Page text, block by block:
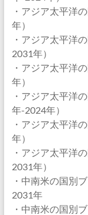
・アジア太平洋
年）
・アジア太平洋
2031年）
・アジア太平洋
年）
・アジア太平洋
年-2024年）
・アジア太平洋
年）
・アジア太平洋
2031年）
・中南米の国別
2031年
・中南米の国別